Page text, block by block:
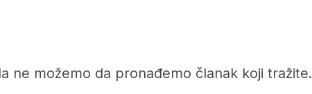
ne možemo da pronađemo članak koji tražite.